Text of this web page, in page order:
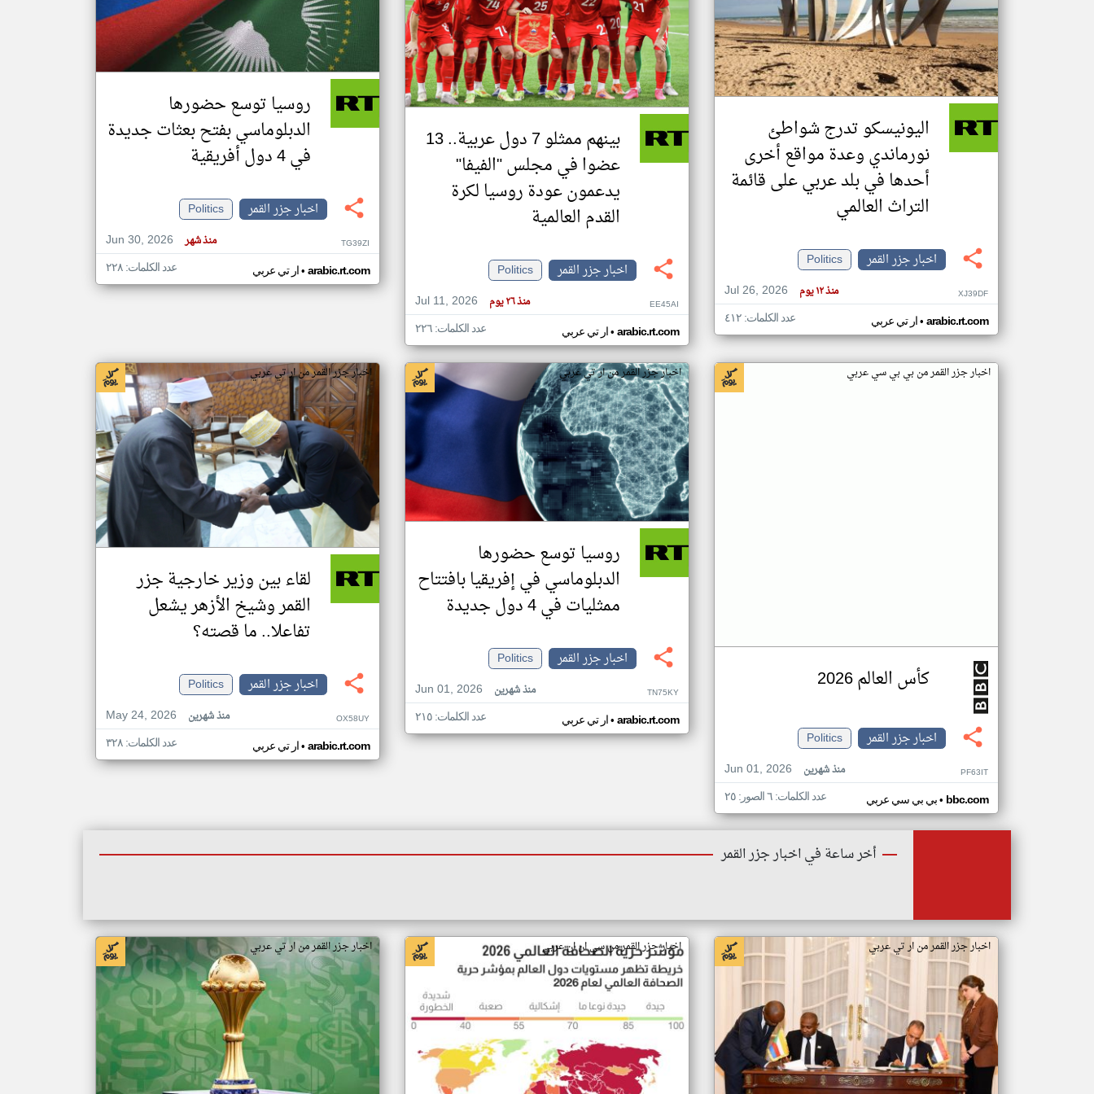
تغيير الدولة
اخبار جزر القمر على مدار الساعة
أهم اخبار جزر القمر العاجلة والمباشرة
اليونيسكو تدرج شواطئ
نورماندي وعدة مواقع أخرى
أحدها في بلد عربي على قائمة
التراث العالمي
اخبار جزر القمر
Politics
Jul 26, 2026
منذ ١٢ يوم XJ39DF
ار تي عربي• arabic.rt.com عدد الكلمات: ٤١٢
بينهم ممثلو 7 دول عربية.. 13
عضوا في مجلس "الفيفا"
يدعمون عودة روسيا لكرة
القدم العالمية
اخبار جزر القمر
Politics
Jul 11, 2026
منذ ٢٦ يوم EE45AI
ار تي عربي• arabic.rt.com عدد الكلمات: ٢٢٦
روسيا توسع حضورها
الدبلوماسي بفتح بعثات جديدة
في 4 دول أفريقية
اخبار جزر القمر
Politics
Jun 30, 2026
منذ شهر TG39ZI
ار تي عربي• arabic.rt.com عدد الكلمات: ٢٢٨
اخبار جزر القمر من بي بي سي عربي
كأس العالم 2026
اخبار جزر القمر
Politics
Jun 01, 2026
منذ شهرين PF63IT
بي بي سي عربي• bbc.com عدد الكلمات: ٦ الصور: ٢٥
اخبار جزر القمر من ار تي عربي
روسيا توسع حضورها
الدبلوماسي في إفريقيا بافتتاح
ممثليات في 4 دول جديدة
اخبار جزر القمر
Politics
Jun 01, 2026
منذ شهرين TN75KY
ار تي عربي• arabic.rt.com عدد الكلمات: ٢١٥
اخبار جزر القمر من ار تي عربي
لقاء بين وزير خارجية جزر
القمر وشيخ الأزهر يشعل
تفاعلا.. ما قصته؟
اخبار جزر القمر
Politics
May 24, 2026
منذ شهرين OX58UY
ار تي عربي• arabic.rt.com عدد الكلمات: ٣٢٨
أخر ساعة في اخبار جزر القمر
اخبار جزر القمر من ار تي عربي اخبار جزر القمر من سي ان ان عربي اخبار جزر القمر من ار تي عربي
klyoum.com